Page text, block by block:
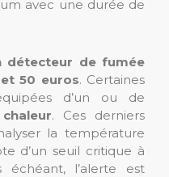
avec une durée de
détecteur de fumée
50 euros. Certaines
d’un ou de
. Ces derniers
la température
d’un seuil critique à
l’alerte est